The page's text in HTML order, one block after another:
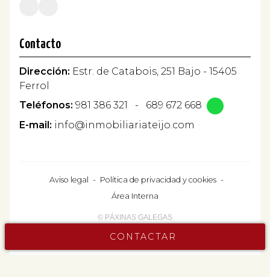
CONTACTAR
Contacto
Dirección: Estr. de Catabois, 251 Bajo - 15405
Ferrol
Teléfonos: 981 386 321 -
689 672 668
E-mail: info@inmobiliariateijo.com
Aviso legal - Política de privacidad y cookies -
Área Interna
© PÁXINAS GALEGAS